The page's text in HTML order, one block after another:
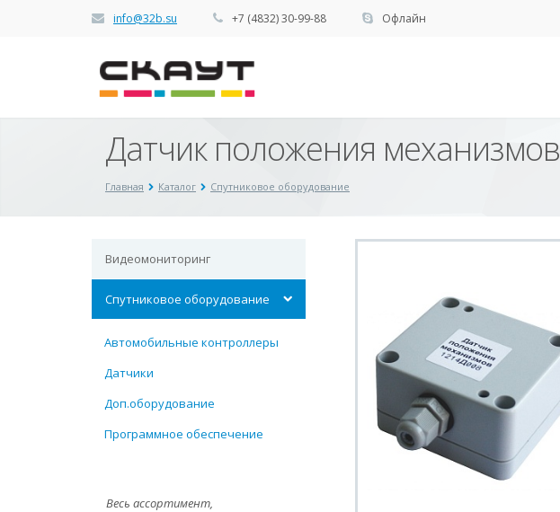
info@32b.su +7 (4832) 30-99-88 Офлайн
Датчик положения механизмов
Главная Каталог Спутниковое оборудование
Видеомониторинг
Спутниковое оборудование
Автомобильные контроллеры
Датчики
Доп.оборудование
Программное обеспечение
Весь ассортимент,